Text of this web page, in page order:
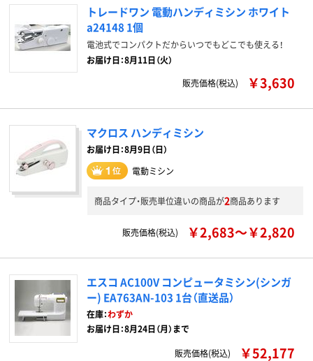
トレードワン 電動ハンディミシン ホワイト
a24148 1個
電池式でコンパクトだからいつでもどこでも使える！
お届け日：8月11日（火）
販売価格(税込)
￥3,630
マクロス ハンディミシン
お届け日：8月9日（日）
電動ミシン
商品タイプ・販売単位違いの商品が2商品あります
販売価格(税込) ￥2,683～￥2,820
エスコ AC100V コンピュータミシン(シンガ
ー) EA763AN-103 1台（直送品）
在庫：わずか
お届け日：8月24日（月）まで
販売価格(税込) ￥52,177